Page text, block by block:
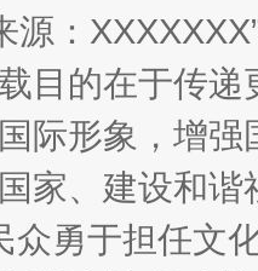
魏明亮
源：
目的在于传
际形象，增
家、建设和
众勇于担任文